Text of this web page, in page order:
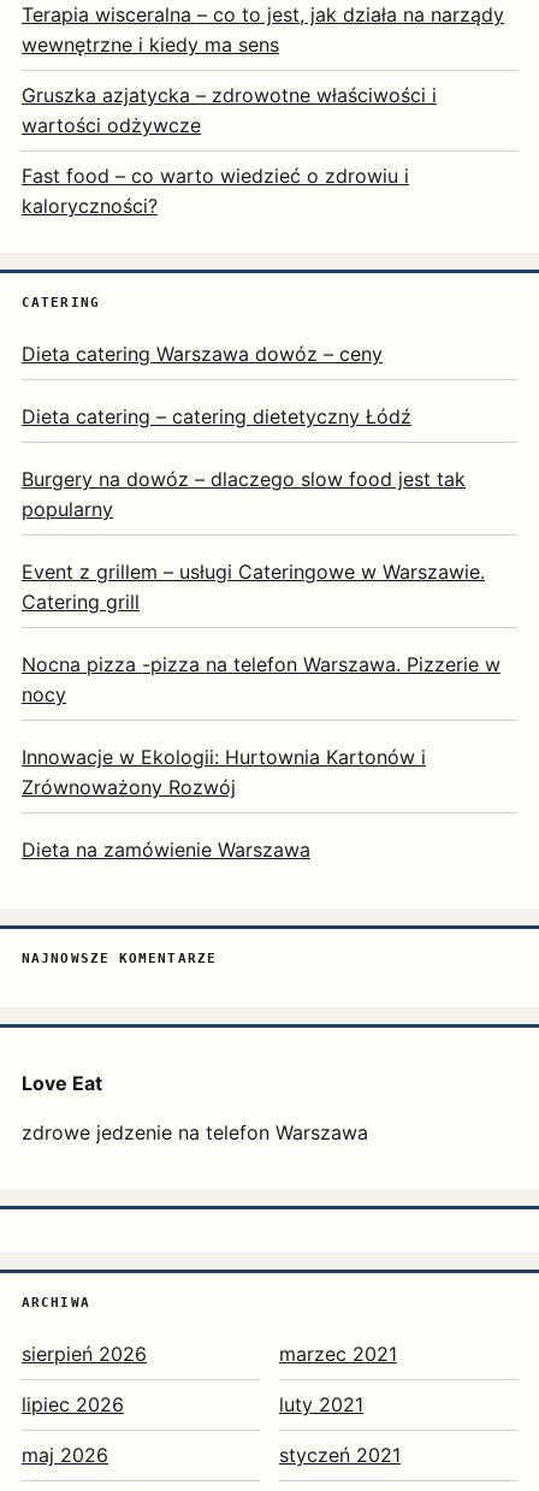
Terapia wisceralna – co to jest, jak działa na narządy
wewnętrzne i kiedy ma sens
Gruszka azjatycka – zdrowotne właściwości i
wartości odżywcze
Fast food – co warto wiedzieć o zdrowiu i
kaloryczności?
CATERING
Dieta catering Warszawa dowóz – ceny
Dieta catering – catering dietetyczny Łódź
Burgery na dowóz – dlaczego slow food jest tak
popularny
Event z grillem – usługi Cateringowe w Warszawie.
Catering grill
Nocna pizza -pizza na telefon Warszawa. Pizzerie w
nocy
Innowacje w Ekologii: Hurtownia Kartonów i
Zrównoważony Rozwój
Dieta na zamówienie Warszawa
NAJNOWSZE KOMENTARZE
Love Eat
zdrowe jedzenie na telefon Warszawa
ARCHIWA
sierpień 2026
lipiec 2026
maj 2026
marzec 2021
luty 2021
styczeń 2021